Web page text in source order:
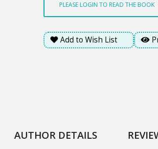
PLEASE LOGIN TO READ THE BOOK
Add to Wish List
AUTHOR DETAILS